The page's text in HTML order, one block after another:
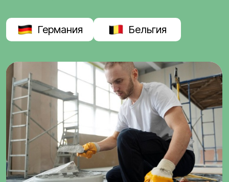
Германия Бельгия